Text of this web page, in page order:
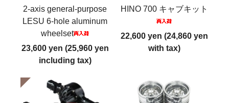
2-axis general-purpose
LESU 6-hole aluminum
wheelset
23,600 yen (25,960 yen
including tax)
HINO 700 キャブキット
22,600 yen (24,860 yen
with tax)